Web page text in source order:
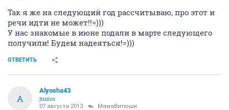
Так я же на следующий год рассчитываю, про этот и
речи идти не может!!=)))
У нас знакомые в июне подали в марте следующего
получили! Будем надеяться!=)))
ОТВЕТИТЬ
A
Alyosha43
junior
07 августа 2013 МамаВитюши